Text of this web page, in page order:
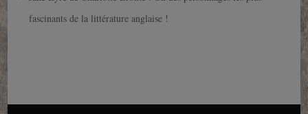
fascinants de la littérature anglaise !